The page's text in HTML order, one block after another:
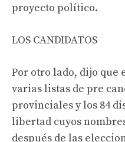
proyecto político.
LOS CANDIDATOS
Por otro lado, dijo que
varias listas de pre
provinciales y los 84
libertad cuyos
después de las